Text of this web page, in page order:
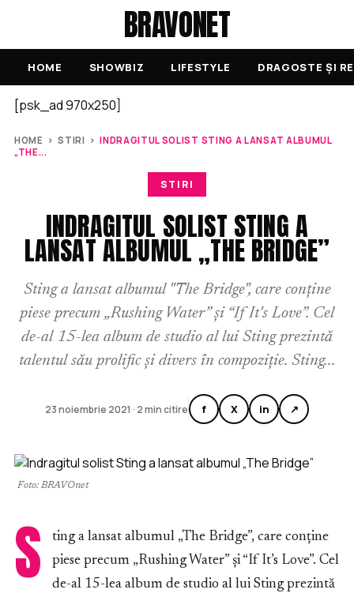
BRAVONET
HOME SHOWBIZ LIFESTYLE DRAGOSTE ȘI
[psk_ad 970x250]
HOME ›STIRI ›INDRAGITUL SOLIST STING A LANSAT ALBUMUL
„THE...
STIRI
INDRAGITUL SOLIST STING A
LANSAT ALBUMUL „THE BRIDGE”
Sting a lansat albumul "The Bridge", care conține
piese precum „Rushing Water” și “If It's Love”. Cel
de-al 15-lea album de studio al lui Sting prezintă
talentul său prolific și divers în compoziție. Sting...
23 noiembrie 2021 · 2 min citire f X in ↗
Foto: BRAVOnet
S
ting a lansat albumul „The Bridge”, care conține
piese precum „Rushing Water” și “If It’s Love”. Cel
de-al 15-lea album de studio al lui Sting prezintă